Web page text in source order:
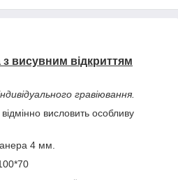
висувним відкриттям
гравіювання.
висловить особливу
4 мм.